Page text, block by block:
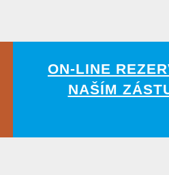
ON-LINE
NAŠÍM